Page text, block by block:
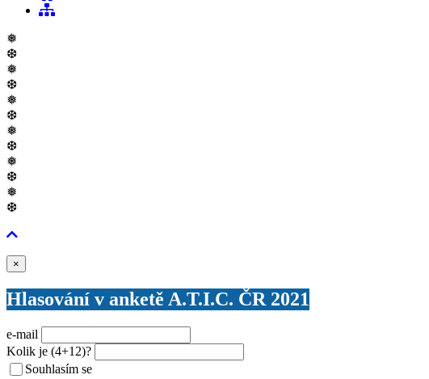
❅
❆
❅
❆
❅
❆
❅
❆
❅
❆
❅
❆
×
Hlasování v anketě A.T.I.C. ČR 2021
e-mail
Kolik je (4+12)?
Souhlasím se